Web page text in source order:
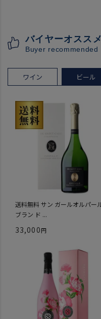
バイヤーオスス
Buyer recommended
ワイン ビール
送料無料 サン ガールオルパー
ブラン ド ...
33,000